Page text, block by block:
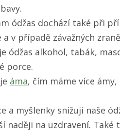
ódžas dochází také při
a v případě závažných
ódžas alkohol, tabák,
porce.
áma, čím máme více
a myšlenky snižují naše
naději na uzdravení. Také